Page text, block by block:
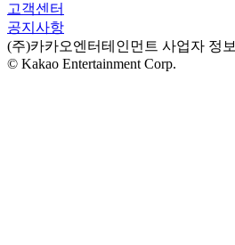
고객센터
공지사항
(주)카카오엔터테인먼트 사업자 정보
© Kakao Entertainment Corp.